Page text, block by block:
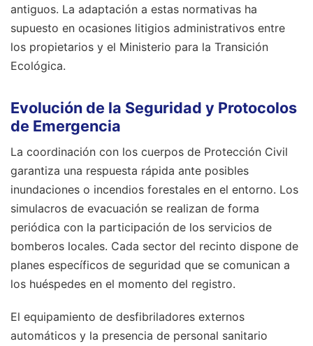
antiguos. La adaptación a estas normativas ha
supuesto en ocasiones litigios administrativos entre
los propietarios y el Ministerio para la Transición
Ecológica.
Evolución de la Seguridad y Protocolos
de Emergencia
La coordinación con los cuerpos de Protección Civil
garantiza una respuesta rápida ante posibles
inundaciones o incendios forestales en el entorno. Los
simulacros de evacuación se realizan de forma
periódica con la participación de los servicios de
bomberos locales. Cada sector del recinto dispone de
planes específicos de seguridad que se comunican a
los huéspedes en el momento del registro.
El equipamiento de desfibriladores externos
automáticos y la presencia de personal sanitario